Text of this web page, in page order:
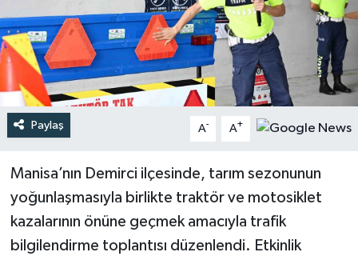
Paylaş A- A+
Manisa’nın Demirci ilçesinde, tarım sezonunun
yoğunlaşmasıyla birlikte traktör ve motosiklet
kazalarının önüne geçmek amacıyla trafik
bilgilendirme toplantısı düzenlendi. Etkinlik